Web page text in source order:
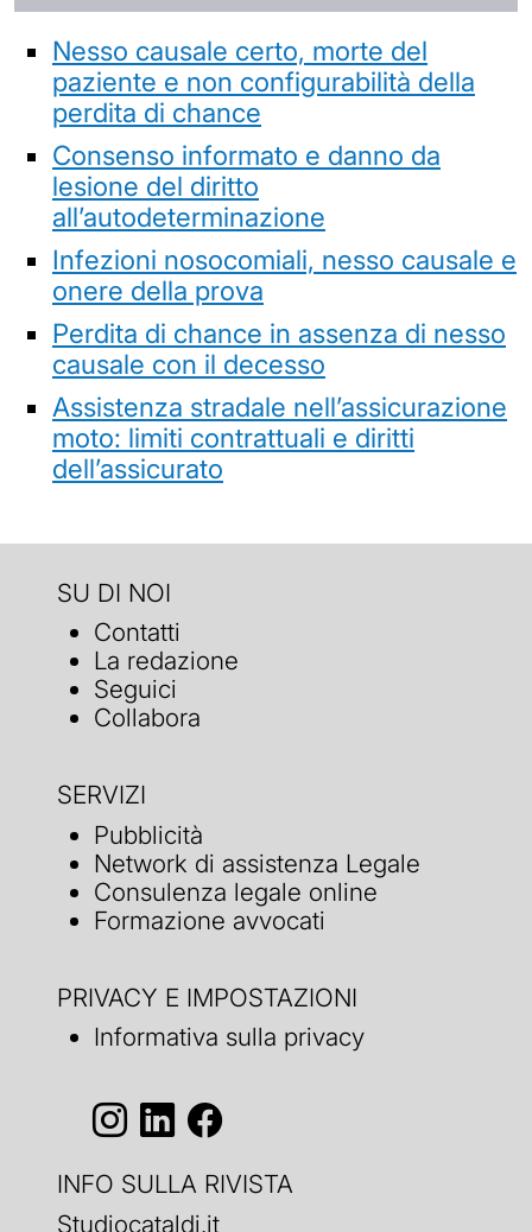
Nesso causale certo, morte del
paziente e non configurabilità della
perdita di chance
Consenso informato e danno da
lesione del diritto
all’autodeterminazione
Infezioni nosocomiali, nesso causale e
onere della prova
Perdita di chance in assenza di nesso
causale con il decesso
Assistenza stradale nell’assicurazione
moto: limiti contrattuali e diritti
dell’assicurato
SU DI NOI
Contatti
La redazione
Seguici
Collabora
SERVIZI
Pubblicità
Network di assistenza Legale
Consulenza legale online
Formazione avvocati
PRIVACY E IMPOSTAZIONI
Informativa sulla privacy
INFO SULLA RIVISTA
Studiocataldi.it